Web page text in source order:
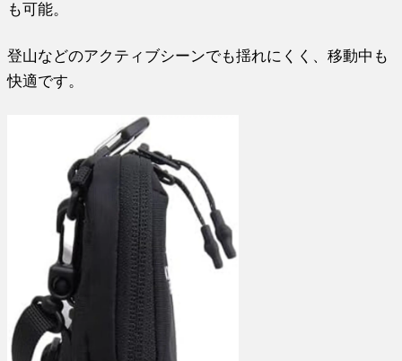
も可能。
登山などのアクティブシーンでも揺れにくく、移動中も
快適です。